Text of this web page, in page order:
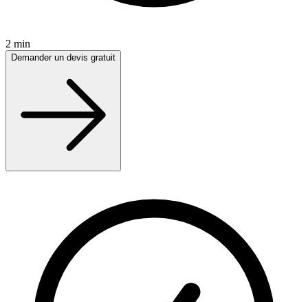
2 min
Demander un devis gratuit